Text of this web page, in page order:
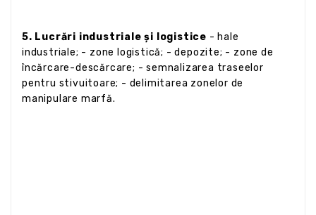
5. Lucrări industriale și logistice - hale
industriale; - zone logistică; - depozite; - zone de
încărcare-descărcare; - semnalizarea traseelor
pentru stivuitoare; - delimitarea zonelor de
manipulare marfă.